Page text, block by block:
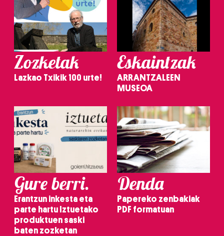
Zozketak
Lazkao Txikik 100 urte!
Eskaintzak
ARRANTZALEEN
MUSEOA
Gure berri.
Erantzun inkesta eta
parte hartu Iztuetako
produktuen saski
baten zozketan
Denda
Papereko zenbakiak
PDF formatuan